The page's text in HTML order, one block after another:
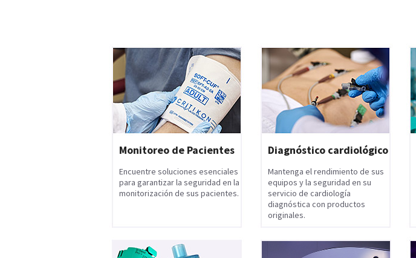
Monitoreo de Pacientes
Encuentre soluciones esenciales
para garantizar la seguridad en la
monitorización de sus pacientes.
Diagnóstico cardiológico
Mantenga el rendimiento de sus
equipos y la seguridad en su
servicio de cardiología
diagnóstica con productos
originales.